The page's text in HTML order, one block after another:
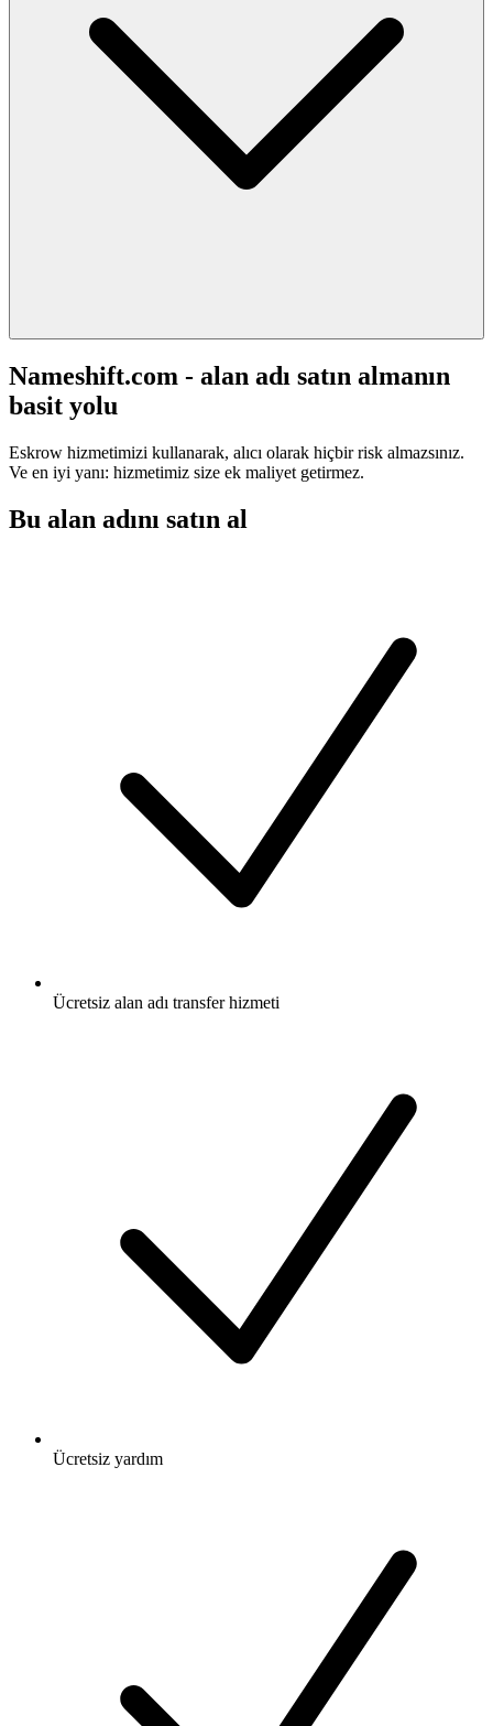
Nameshift.com - alan adı satın almanın
basit yolu
Eskrow hizmetimizi kullanarak, alıcı olarak hiçbir risk almazsınız.
Ve en iyi yanı: hizmetimiz size ek maliyet getirmez.
Bu alan adını satın al
Ücretsiz alan adı transfer hizmeti
Ücretsiz yardım